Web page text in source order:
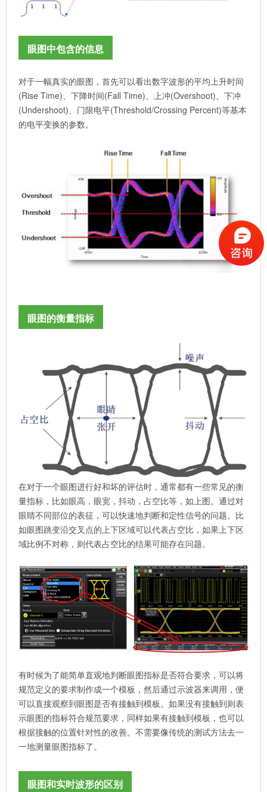
眼图中包含的信息
对于一幅真实的眼图，首先可以看出数字波形的平均上升时间
(Rise Time)、下降时间(Fall Time)、上冲(Overshoot)、下冲
(Undershoot)、门限电平(Threshold/Crossing Percent)等基本
的电平变换的参数。
眼图的衡量指标
在对于一个眼图进行好和坏的评估时，通常都有一些常见的衡
量指标，比如眼高，眼宽，抖动，占空比等，如上图。通过对
眼睛不同部位的表征，可以快速地判断和定性信号的问题。比
如眼图跳变沿交叉点的上下区域可以代表占空比，如果上下区
域比例不对称，则代表占空比的结果可能存在问题。
有时候为了能简单直观地判断眼图指标是否符合要求，可以将
规范定义的要求制作成一个模板，然后通过示波器来调用，便
可以直接观察到眼图是否有接触到模板。如果没有接触到则表
示眼图的指标符合规范要求，同样如果有接触到模板，也可以
根据接触的位置针对性的改善。不需要像传统的测试方法去一
一地测量眼图指标了。
眼图和实时波形的区别